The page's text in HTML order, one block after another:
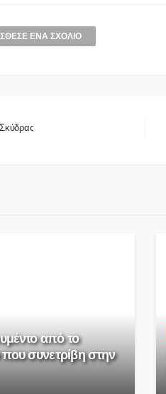
ΈΝΑ ΣΧΌΛΙΟ
από το
συνετρίβη στην